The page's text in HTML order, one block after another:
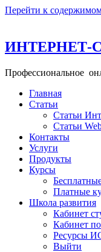
Перейти к
ИНТЕРНЕТ-
Профессиональное
Главная
Статьи
Статьи
Статьи
Контакты
Услуги
Продукты
Курсы
Платные
Школа развития
Кабинет
Кабинет
Ресурсы
Выйти